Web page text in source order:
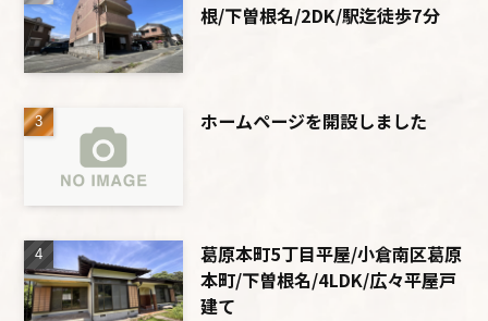
根/下曽根名/2DK/駅迄徒歩7分
ホームページを開設しました
葛原本町5丁目平屋/小倉南区葛原
本町/下曽根名/4LDK/広々平屋戸
建て